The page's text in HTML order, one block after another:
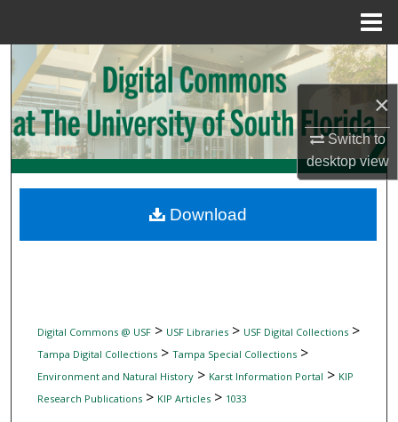
×
Switch to
desktopview
Search
Browse Collections
My Account
Digital Commons Network™
Digital Commons @ USF> USF Libraries> USF Digital Collections>
Tampa Digital Collections> Tampa Special Collections>
Environment and Natural History> Karst Information Portal > KIP
Research Publications> KIP Articles> 1033
Download